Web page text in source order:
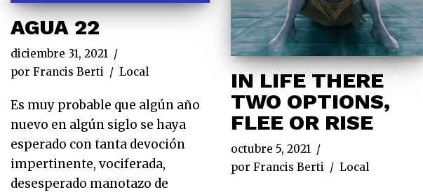
AGUA 22
diciembre 31, 2021
por Francis Berti Local
Es muy probable que algún año
nuevo en algún siglo se haya
esperado con tanta devoción
impertinente, vociferada,
desesperado manotazo de
IN LIFE THERE
TWO OPTIONS,
FLEE OR RISE
octubre 5, 2021
por Francis Berti Local